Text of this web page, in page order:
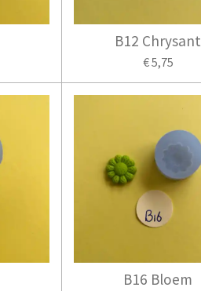
B12 Chrysant
€ 5,75
B16 Bloem